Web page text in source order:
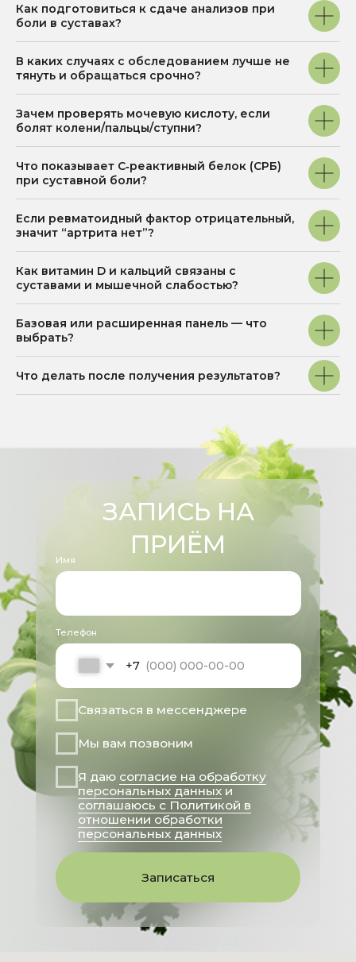
Как подготовиться к сдаче анализов при
боли в суставах?
В каких случаях с обследованием лучше не
тянуть и обращаться срочно?
Зачем проверять мочевую кислоту, если
болят колени/пальцы/ступни?
Что показывает С‑реактивный белок (СРБ)
при суставной боли?
Если ревматоидный фактор отрицательный,
значит “артрита нет”?
Как витамин D и кальций связаны с
суставами и мышечной слабостью?
Базовая или расширенная панель — что
выбрать?
Что делать после получения результатов?
Соц. сети:
Стать частью команды
Генеральный директор
Кушнарева Татьяна Викторовна
регистрации 25.03.2025
+7 (3812) 37-84-20
Политика в отношении обработки
Согласие на обработку персональных
КОНТАКТЫ
Написать в WhatsApp
Мы на Яндекс Карты
Мы на 2GIS
Имеются противопоказания, необходима
консультация специалиста
Все права защищены 2025